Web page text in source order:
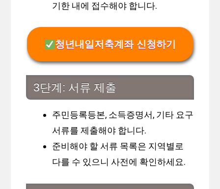
기한 내에 접수해야 합니다.
청년내일저축계좌 신청하기
3단계: 서류 제출
주민등록등본, 소득증명서, 기타 요구
서류를 제출해야 합니다.
준비해야 할 서류 목록은 지역별로
다를 수 있으니 사전에 확인하세요.